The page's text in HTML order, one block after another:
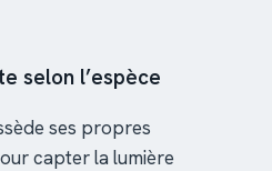
selon l’espèce
ses propres
capter la lumière